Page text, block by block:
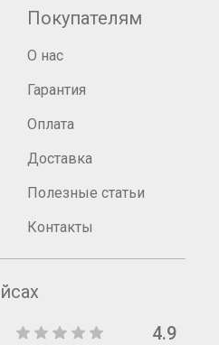
Покупателям
О нас
Гарантия
Оплата
Доставка
Полезные статьи
Контакты
4.9